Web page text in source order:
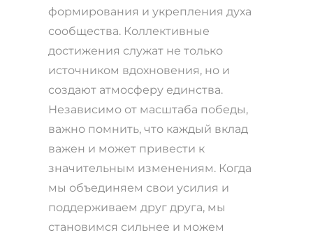
формирования и укрепления духа
сообществa. Коллективные
достижения служат не только
источником вдохновения, но и
создают атмосферу единства.
Независимо от масштаба победы,
важно помнить, что каждый вклад
важен и может привести к
значительным изменениям. Когда
мы объединяем свои усилия и
поддерживаем друг друга, мы
становимся сильнее и можем